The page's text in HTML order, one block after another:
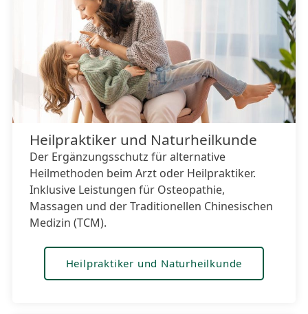
Heilpraktiker und Naturheilkunde
Der Ergänzungsschutz für alternative
Heilmethoden beim Arzt oder Heilpraktiker.
Inklusive Leistungen für Osteopathie,
Massagen und der Traditionellen Chinesischen
Medizin (TCM).
Heilpraktiker und Naturheilkunde